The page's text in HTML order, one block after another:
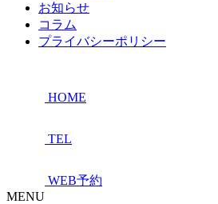
お知らせ
コラム
プライバシーポリシー
HOME
TEL
WEB予約
MENU